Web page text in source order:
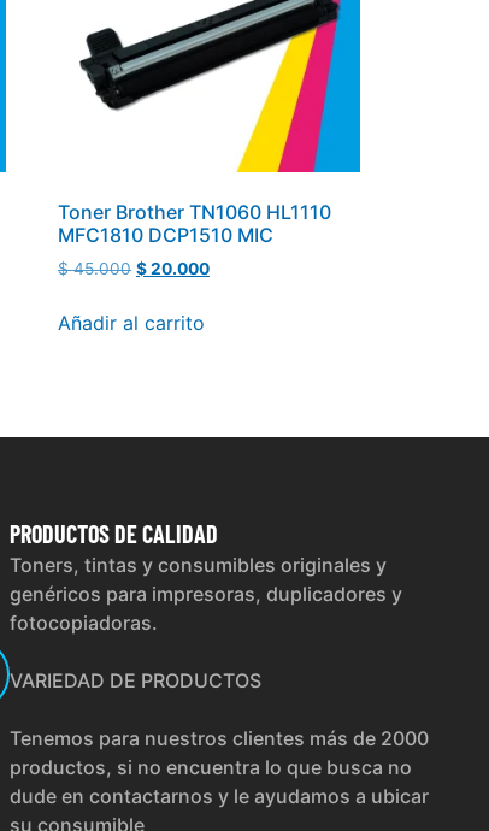
Toner Brother TN1060 HL1110
MFC1810 DCP1510 MIC
$45.000 $20.000
Añadir al carrito
PRODUCTOSDE CALIDAD
Toners, tintas y consumibles originales y
genéricos para impresoras, duplicadores y
fotocopiadoras.
VARIEDAD DE PRODUCTOS
Tenemos para nuestros clientes más de 2000
productos, si no encuentra lo que busca no
dude en contactarnos y le ayudamos a ubicar
su consumible